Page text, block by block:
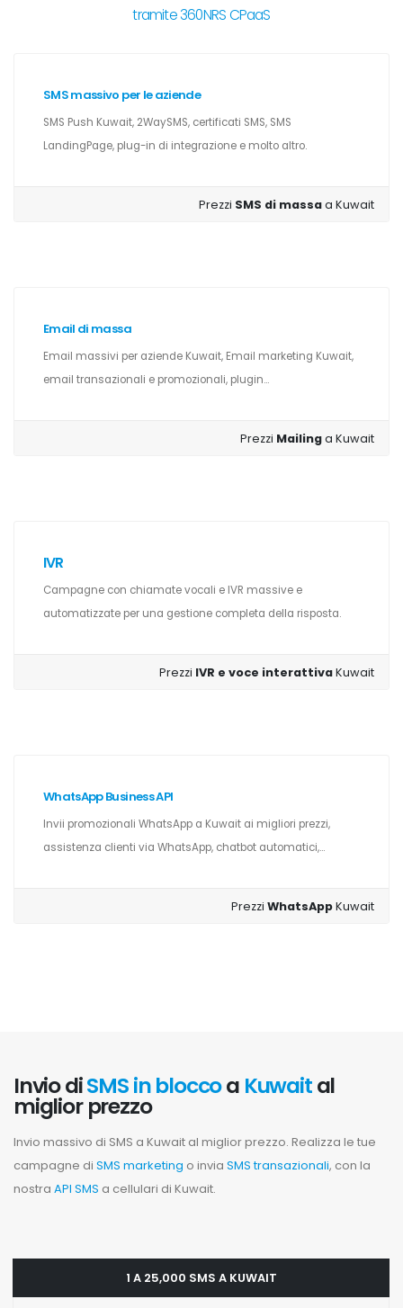
tramite 360NRS CPaaS
SMS massivo per le aziende
SMS Push Kuwait, 2WaySMS, certificati SMS, SMS
LandingPage, plug-in di integrazione e molto altro.
Prezzi SMS di massaa Kuwait
Email di massa
Email massivi per aziende Kuwait, Email marketing Kuwait,
email transazionali e promozionali, plugin...
Prezzi Mailinga Kuwait
IVR
Campagne con chiamate vocali e IVR massive e
automatizzate per una gestione completa della risposta.
Prezzi IVR e voce interattivaKuwait
WhatsApp Business API
Invii promozionali WhatsApp a Kuwait ai migliori prezzi,
assistenza clienti via WhatsApp, chatbot automatici,...
PrezziWhatsAppKuwait
Invio diSMS in bloccoa Kuwaital
miglior prezzo
Invio massivo di SMS a Kuwait al miglior prezzo. Realizza le tue
campagne di SMS marketing o invia SMS transazionali, con la
nostra API SMS a cellulari di Kuwait.
1 A 25,000 SMS A KUWAIT